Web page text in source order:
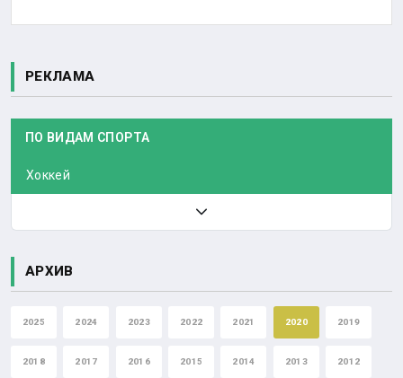
РЕКЛАМА
ПО ВИДАМ СПОРТА
Хоккей
АРХИВ
2025 2024 2023 2022 2021 2020 2019
2018 2017 2016 2015 2014 2013 2012